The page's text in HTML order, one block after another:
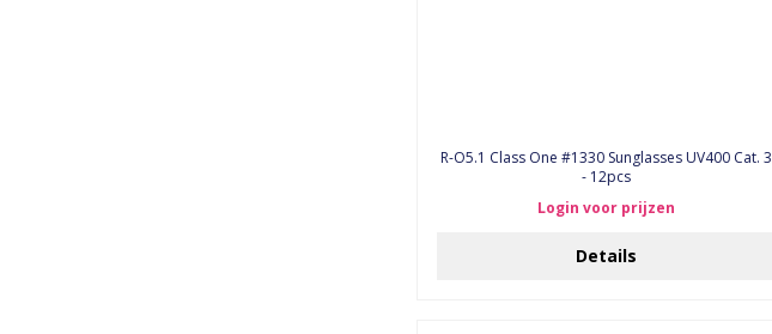
R-O5.1 Class One #1330 Sunglasses UV400 Cat. 3
- 12pcs
Login voor prijzen
Details